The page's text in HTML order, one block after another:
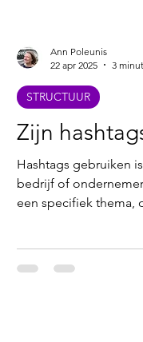
Zijn
Hashtags gebruiken
bedrijf of
een specifiek thema,
STRUCTUUR
Ann Poleunis
22 apr 2025
3